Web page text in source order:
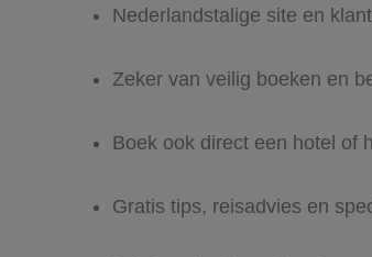
Nederlandstalige site en
Zeker van veilig boeken en
Boek ook direct een hotel of
Gratis tips, reisadvies en